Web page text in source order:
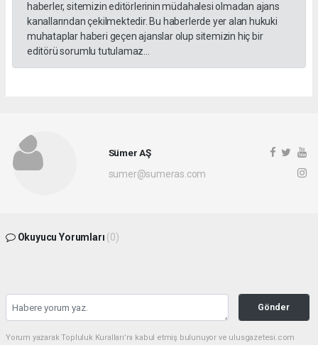
haberler, sitemizin editörlerinin müdahalesi olmadan ajans
kanallarından çekilmektedir. Bu haberlerde yer alan hukuki
muhataplar haberi geçen ajanslar olup sitemizin hiç bir
editörü sorumlu tutulamaz...
Sümer AŞ
sumer@sumeras.com
Okuyucu Yorumları (0)
Gönder
Yorum yazarak Topluluk Kuralları’nı kabul etmiş bulunuyor ve ulusgazetesi.com